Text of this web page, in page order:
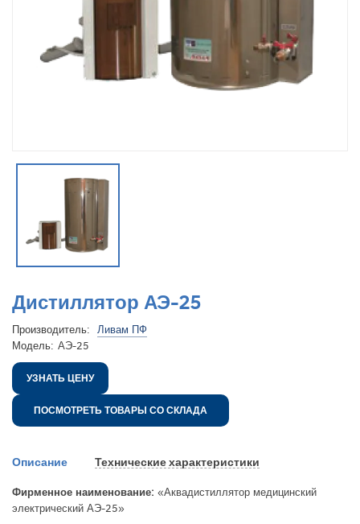
Дистиллятор АЭ-25
Производитель: Ливам ПФ
Модель: АЭ-25
УЗНАТЬ ЦЕНУ
ПОСМОТРЕТЬ ТОВАРЫ СО СКЛАДА
Описание Технические характеристики
Фирменное наименование: «Аквадистиллятор медицинский
электрический АЭ-25»